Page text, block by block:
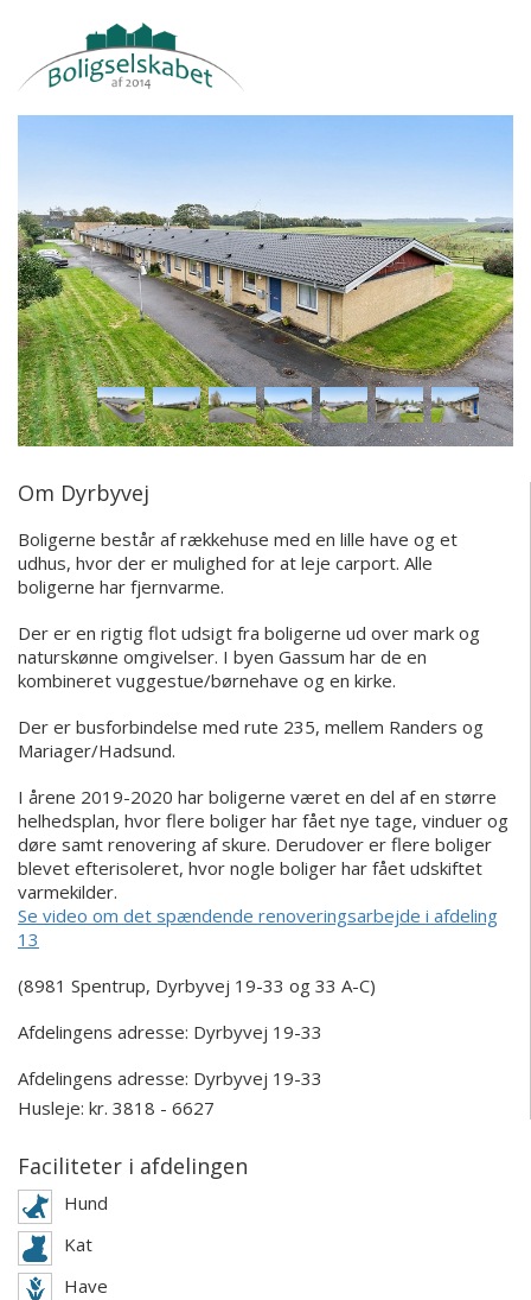
Om Dyrbyvej
Boligerne består af rækkehuse med en lille have og et
udhus, hvor der er mulighed for at leje carport. Alle
boligerne har fjernvarme.
Der er en rigtig flot udsigt fra boligerne ud over mark og
naturskønne omgivelser. I byen Gassum har de en
kombineret vuggestue/børnehave og en kirke.
Der er busforbindelse med rute 235, mellem Randers og
Mariager/Hadsund.
I årene 2019-2020 har boligerne været en del af en større
helhedsplan, hvor flere boliger har fået nye tage, vinduer og
døre samt renovering af skure. Derudover er flere boliger
blevet efterisoleret, hvor nogle boliger har fået udskiftet
varmekilder.
Se video om det spændende renoveringsarbejde i afdeling
13
(8981 Spentrup, Dyrbyvej 19-33 og 33 A-C)
Afdelingens adresse: Dyrbyvej 19-33
Afdelingens adresse: Dyrbyvej 19-33
Husleje: kr. 3818 - 6627
Faciliteter i afdelingen
Hund
Kat
Have